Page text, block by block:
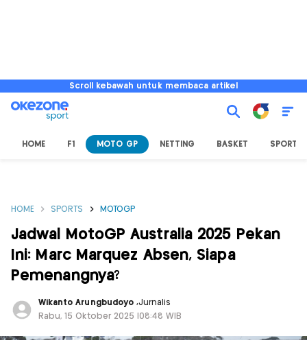
Scroll kebawah untuk membaca artikel
HOME F1 MOTO GP NETTING BASKET SPORT
HOME SPORTS MOTOGP
Jadwal MotoGP Australia 2025 Pekan
Ini: Marc Marquez Absen, Siapa
Pemenangnya?
Wikanto Arungbudoyo ,Jurnalis
Rabu, 15 Oktober 2025 |08:48 WIB